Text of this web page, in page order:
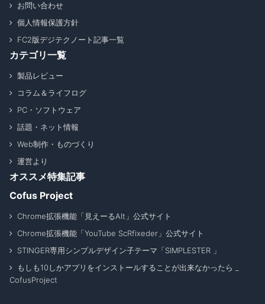
お問い合わせ
個人情報保護方針
FC2版デジテクノート記事一覧
カテゴリ一覧
製品レビュー
コラム＆ライフログ
PC・ソフトウェア
話題・ネット情報
Web制作・ものづくり
運営より
オススメ特集記事
Cofus Project
Chrome拡張機能「見えーるAlt」公式サイト
Chrome拡張機能「YouTube ScRfixeder」公式サイト
STINGER専用シンプルデザイン子テーマ「SIMPLESTER 」
もしも10しかアプリをインストールすることが出来なかったら _
CofusProject